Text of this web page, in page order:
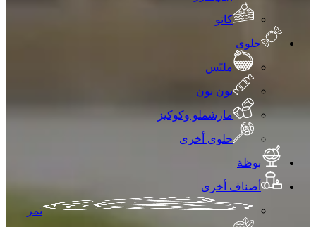
كاتو
حلوى
ملبّس
بون بون
مارشملو وكوكيز
حلوى أخرى
بوظة
أصناف أخرى
تمر